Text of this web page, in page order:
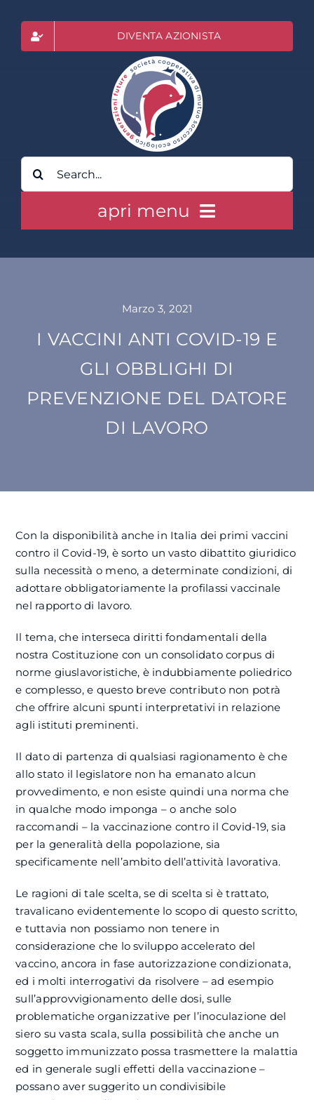
contenuto
DIVENTA AZIONISTA
Cerca
per:
apri menu
CLASS ACTION RAI
SU DI NOI
ATTIVITÀ
BENI COMUNI
Marzo 3, 2021
I VACCINI ANTI COVID-19 E
GLI OBBLIGHI DI
PREVENZIONE DEL DATORE
DI LAVORO
Con la disponibilità anche in Italia dei primi vaccini
contro il Covid-19, è sorto un vasto dibattito giuridico
sulla necessità o meno, a determinate condizioni, di
adottare obbligatoriamente la profilassi vaccinale
nel rapporto di lavoro.
Il tema, che interseca diritti fondamentali della
nostra Costituzione con un consolidato corpus di
norme giuslavoristiche, è indubbiamente poliedrico
e complesso, e questo breve contributo non potrà
che offrire alcuni spunti interpretativi in relazione
agli istituti preminenti.
Il dato di partenza di qualsiasi ragionamento è che
allo stato il legislatore non ha emanato alcun
provvedimento, e non esiste quindi una norma che
in qualche modo imponga – o anche solo
raccomandi – la vaccinazione contro il Covid-19, sia
per la generalità della popolazione, sia
specificamente nell’ambito dell’attività lavorativa.
Le ragioni di tale scelta, se di scelta si è trattato,
travalicano evidentemente lo scopo di questo scritto,
e tuttavia non possiamo non tenere in
considerazione che lo sviluppo accelerato del
vaccino, ancora in fase autorizzazione condizionata,
ed i molti interrogativi da risolvere – ad esempio
sull’approvvigionamento delle dosi, sulle
problematiche organizzative per l’inoculazione del
siero su vasta scala, sulla possibilità che anche un
soggetto immunizzato possa trasmettere la malattia
ed in generale sugli effetti della vaccinazione –
possano aver suggerito un condivisibile